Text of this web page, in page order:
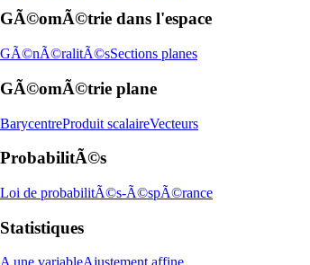
GÃ©omÃ©trie dans l'espace
GÃ©nÃ©ralitÃ©sSections planes
GÃ©omÃ©trie plane
BarycentreProduit scalaireVecteurs
ProbabilitÃ©s
Loi de probabilitÃ©s-Ã©spÃ©rance
Statistiques